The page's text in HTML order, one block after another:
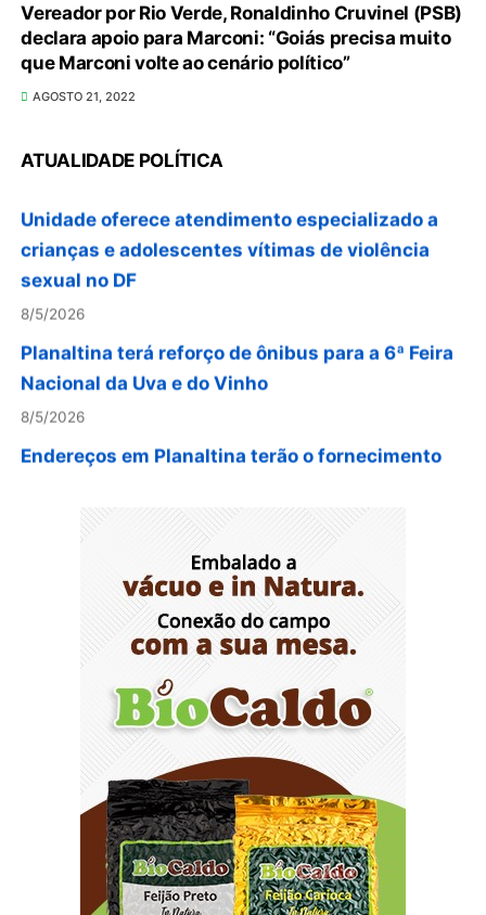
Vereador por Rio Verde, Ronaldinho Cruvinel (PSB)
declara apoio para Marconi: “Goiás precisa muito
que Marconi volte ao cenário político”
AGOSTO 21, 2022
ATUALIDADE POLÍTICA
Autoridades celebram legado de Augusto
8/5/2026
crianças e adolescentes vítimas de violência
sexual no DF
8/5/2026
Planaltina terá reforço de ônibus para a 6ª Feira
Nacional da Uva e do Vinho
8/5/2026
Endereços em Planaltina terão o fornecimento
de energia interrompido nesta quinta-feira (6)
Lactário do Hospital de Base garante
alimentação segura e personalizada aos
Agosto Lilás reforça orientação sobre direitos e
canais de proteção às mulheres
Anvisa propõe atualizar as normas da
propaganda de alimentos e de medicamentos
PL quer assegurar direito ao voto de agentes de
segurança escalados no dia da eleição